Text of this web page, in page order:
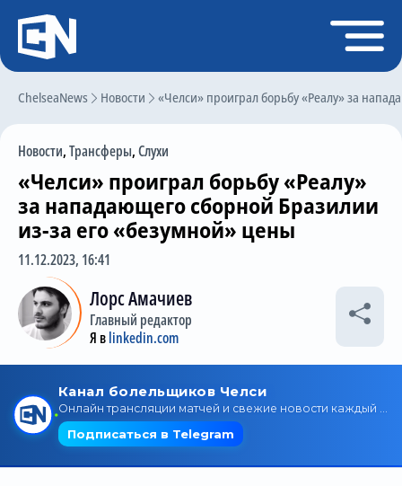
ChelseaNews Новости «Челси» проиграл борьбу «Реалу» за
Новости,Трансферы,Слухи
«Челси» проиграл борьбу «Реалу»
за нападающего сборной Бразилии
из-за его «безумной» цены
11.12.2023, 16:41
Лорс Амачиев
Главный редактор
Я вlinkedin.com
Регистрация
Главная
Чат
Трансферы
Слухи
История Челси
Статистика
Календарь игр
Состав команды
Поиск по сайту
Трансляции